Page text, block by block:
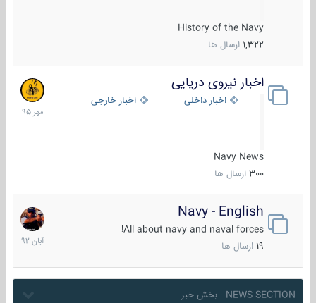
History of the Navy
1,322 ارسال ها
اخبار نیروی دریایی
اخبار داخلی اخبار خارجی
Navy News
300 ارسال ها
27
مهر
1395
Navy - English
All about navy and naval forces!
ارسال ها
22
آبان
1392
NEWS SECTION - بخش خبر